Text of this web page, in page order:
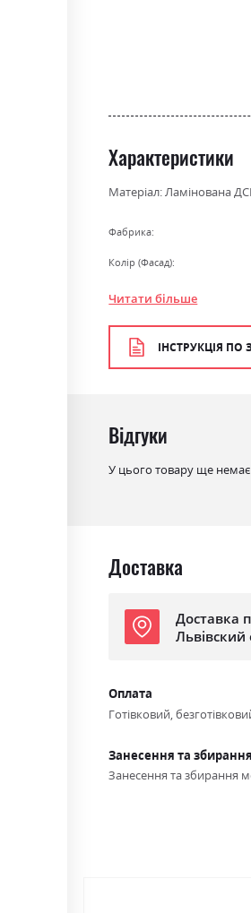
Характеристики
Матеріал: Ламінована
Фабрика:
Колір (Фасад):
Колір (Корпус):
Колір матеріалу
Стиль
Читати більше
ІНСТРУКЦІЯ ПО
Відгуки
У цього товару ще немає
Доставка
Доставка
Львівский
Оплата
Готівковий,
Занесення та збирання
Занесення та збирання